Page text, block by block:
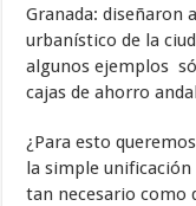
Granada: diseñaron
urbanístico de la
algunos ejemplos
cajas de ahorro
¿Para esto
la simple
tan necesario como